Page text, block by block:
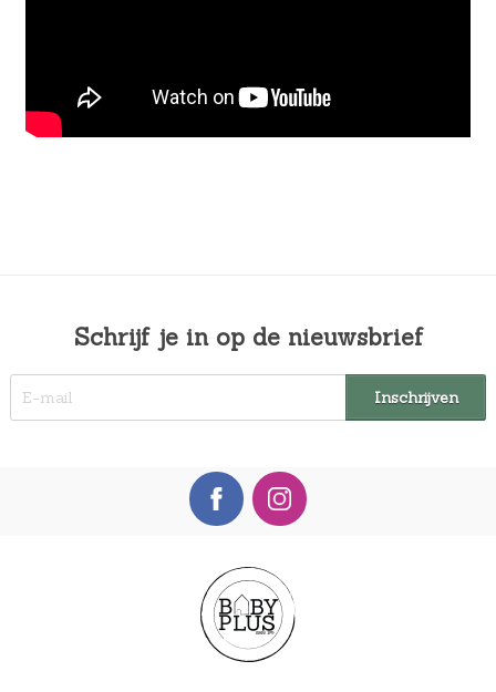
Schrijf je in op de nieuwsbrief